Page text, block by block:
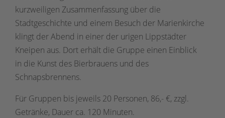
kurzweiligen Zusammenfassung über die
Stadtgeschichte und einem Besuch der Marienkirche
klingt der Abend in einer der urigen Lippstädter
Kneipen aus. Dort erhält die Gruppe einen Einblick
in die Kunst des Bierbrauens und des
Schnapsbrennens.
Für Gruppen bis jeweils 20 Personen, 86,- €, zzgl.
Getränke, Dauer ca. 120 Minuten.